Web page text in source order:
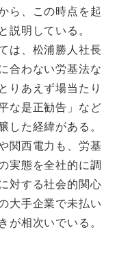
ら、この時点を起
説明している。
は、松浦勝人社長
合わない労基法な
りあえず場当たり
な是正勧告」など
した経緯がある。
関西電力も、労基
実態を全社的に調
対する社会的関心
大手企業で未払い
相次いでいる。